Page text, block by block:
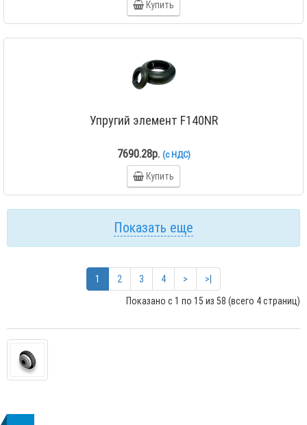
Купить
Упругий элемент F140NR
7690.28р. (с НДС)
Купить
Показать еще
1 2 3 4 >
>|
Показано с 1 по 15 из 58 (всего 4 страниц)